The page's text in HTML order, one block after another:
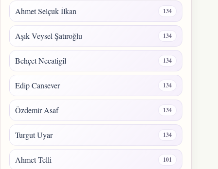
Ahmet Selçuk İlkan 134
Aşık Veysel Şatıroğlu 134
Behçet Necatigil 134
Edip Cansever 134
Özdemir Asaf 134
Turgut Uyar 134
Ahmet Telli 101